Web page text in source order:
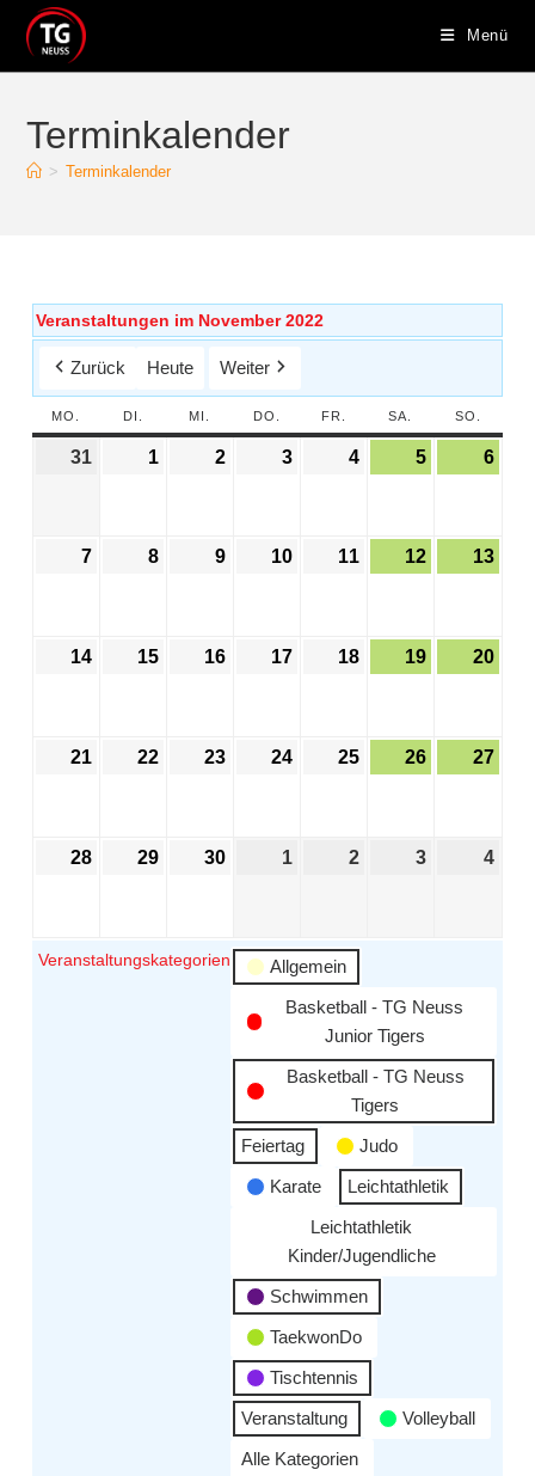
Menü
Terminkalender
> Terminkalender
Veranstaltungen im November 2022
Zurück Heute Weiter
MO. DI. MI. DO. FR. SA. SO.
31 1 2 3 4 5 6
7 8 9 10 11 12 13
14 15 16 17 18 19 20
21 22 23 24 25 26 27
28 29 30 1 2 3 4
Veranstaltungskategorien
Allgemein
Basketball - TG Neuss
Junior Tigers
Basketball - TG Neuss
Tigers
Feiertag
Judo
Karate
Leichtathletik
Leichtathletik
Kinder/Jugendliche
Schwimmen
TaekwonDo
Tischtennis
Veranstaltung
Volleyball
Alle Kategorien